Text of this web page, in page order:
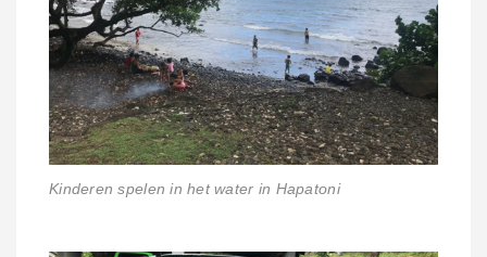
Kinderen spelen in het water in Hapatoni